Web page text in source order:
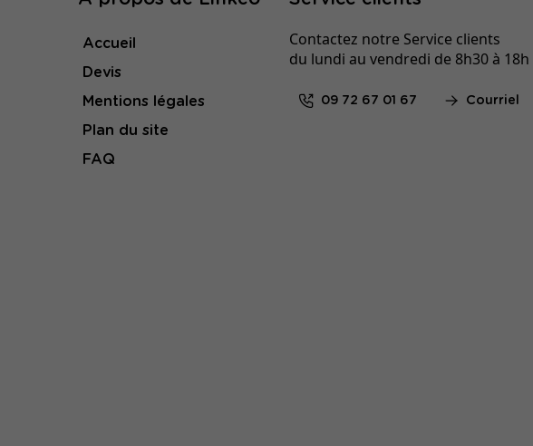
Accueil
Devis
Mentions légales
Plan du site
FAQ
Contactez notre Service clients
du lundi au vendredi de 8h30 à 18h
09 72 67 01 67 Courriel